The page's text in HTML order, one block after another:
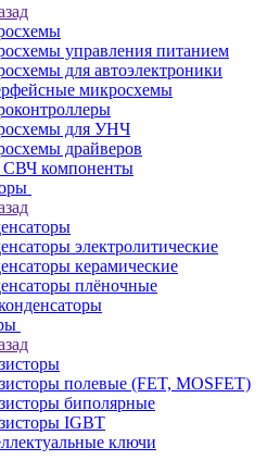
управления питанием
для автоэлектроники
микросхемы
для УНЧ
драйверов
компоненты
электролитические
керамические
плёночные
полевые (FET, MOSFET)
биполярные
IGBT
ключи